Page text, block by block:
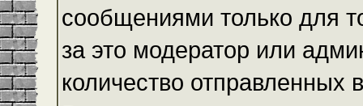
сообщениями только для
за это модератор или
количество